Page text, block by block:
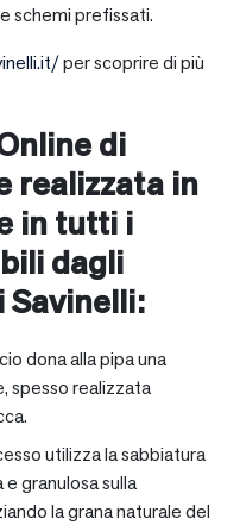
schemi prefissati.
per scoprire di più
di
realizzata in
in tutti i
dagli
dona alla pipa una
spesso realizzata
utilizza la sabbiatura
granulosa sulla
la grana naturale del